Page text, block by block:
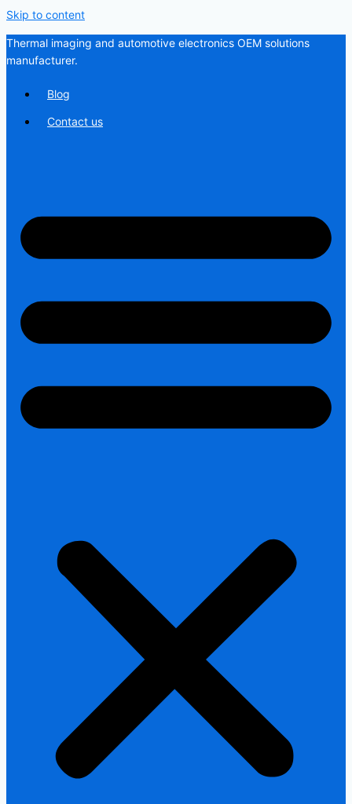
Skip to content
Thermal imaging and automotive electronics OEM solutions
manufacturer.
Blog
Contact us